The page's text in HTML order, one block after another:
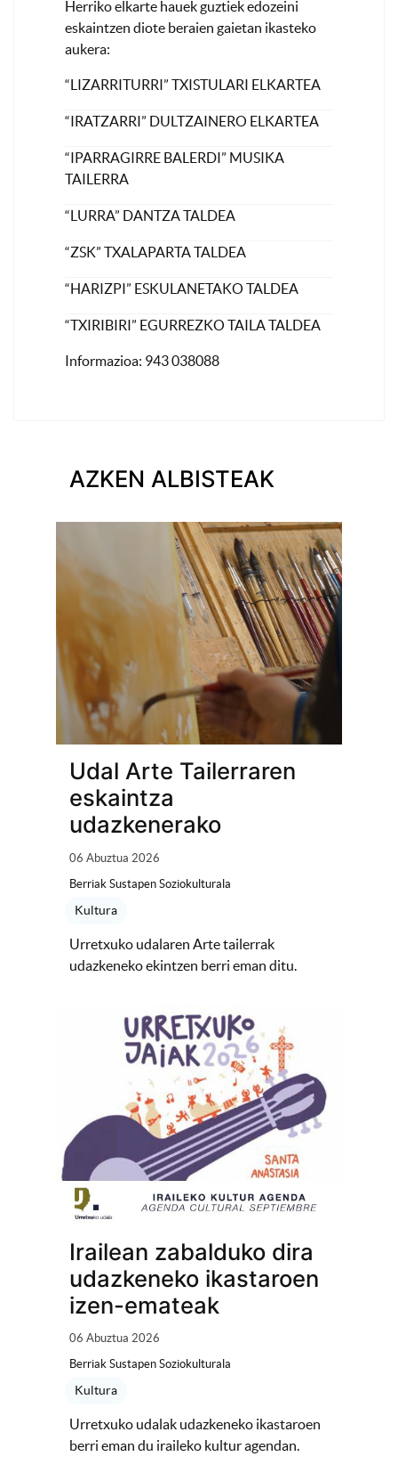
Herriko elkarte hauek guztiek edozeini
eskaintzen diote beraien gaietan ikasteko
aukera:
“LIZARRITURRI” TXISTULARI ELKARTEA
“IRATZARRI” DULTZAINERO ELKARTEA
“IPARRAGIRRE BALERDI” MUSIKA
TAILERRA
“LURRA” DANTZA TALDEA
“ZSK” TXALAPARTA TALDEA
“HARIZPI” ESKULANETAKO TALDEA
“TXIRIBIRI” EGURREZKO TAILA TALDEA
Informazioa: 943 038088
AZKEN ALBISTEAK
Udal Arte Tailerraren
eskaintza
udazkenerako
06 Abuztua 2026
Berriak Sustapen Soziokulturala
Kultura
Urretxuko udalaren Arte tailerrak
udazkeneko ekintzen berri eman ditu.
Irailean zabalduko dira
udazkeneko ikastaroen
izen-emateak
06 Abuztua 2026
Berriak Sustapen Soziokulturala
Kultura
Urretxuko udalak udazkeneko ikastaroen
berri eman du iraileko kultur agendan.